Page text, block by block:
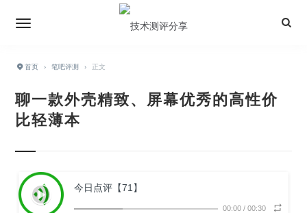
首页 › 笔吧评测 › 正文
聊一款外壳精致、屏幕优秀的高性价
比轻薄本
今日点评【71】
00:00 / 00:30